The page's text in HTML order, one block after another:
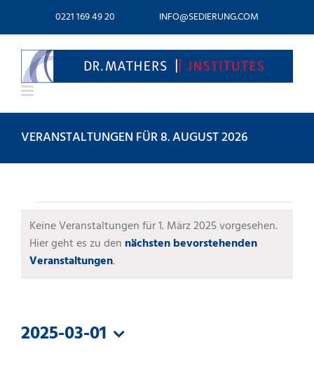
0221 169 49 20 INFO@SEDIERUNG.COM
VERANSTALTUNGEN FÜR 8. AUGUST 2026
VERANSTALTUNGEN
FÜR
MÄRZ
2025
Hinweis
Keine Veranstaltungen für 1. März 2025 vorgesehen.
Hier geht es zu den nächsten bevorstehenden
Veranstaltungen.
2025-03-01